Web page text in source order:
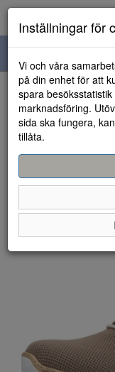
navigation
HEM
Inställningar för
Vi och våra
på din enhet för att
spara
marknadsföring.
sida ska fungera,
tillåta.